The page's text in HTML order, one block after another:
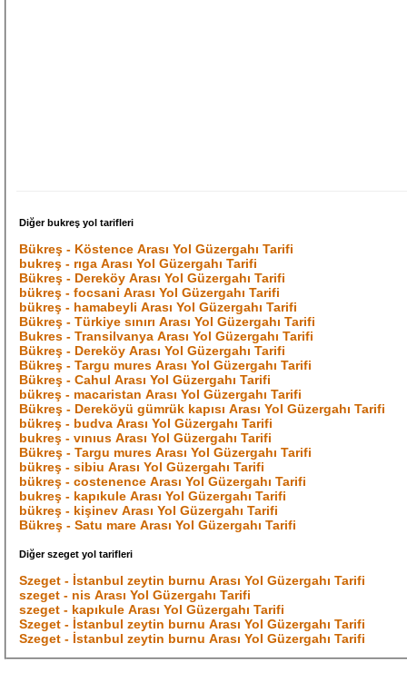
Diğer bukreş yol tarifleri
Bükreş - Köstence Arası Yol Güzergahı Tarifi
bukreş - rıga Arası Yol Güzergahı Tarifi
Bükreş - Dereköy Arası Yol Güzergahı Tarifi
bükreş - focsani Arası Yol Güzergahı Tarifi
bükreş - hamabeyli Arası Yol Güzergahı Tarifi
Bükreş - Türkiye sınırı Arası Yol Güzergahı Tarifi
Bukres - Transilvanya Arası Yol Güzergahı Tarifi
Bükreş - Dereköy Arası Yol Güzergahı Tarifi
Bükreş - Targu mures Arası Yol Güzergahı Tarifi
Bükreş - Cahul Arası Yol Güzergahı Tarifi
bükreş - macaristan Arası Yol Güzergahı Tarifi
Bükreş - Dereköyü gümrük kapısı Arası Yol Güzergahı Tarifi
bükreş - budva Arası Yol Güzergahı Tarifi
bukreş - vınıus Arası Yol Güzergahı Tarifi
Bükreş - Targu mures Arası Yol Güzergahı Tarifi
bükreş - sibiu Arası Yol Güzergahı Tarifi
bükreş - costenence Arası Yol Güzergahı Tarifi
bukreş - kapıkule Arası Yol Güzergahı Tarifi
bükreş - kişinev Arası Yol Güzergahı Tarifi
Bükreş - Satu mare Arası Yol Güzergahı Tarifi
Diğer szeget yol tarifleri
Szeget - İstanbul zeytin burnu Arası Yol Güzergahı Tarifi
szeget - nis Arası Yol Güzergahı Tarifi
szeget - kapıkule Arası Yol Güzergahı Tarifi
Szeget - İstanbul zeytin burnu Arası Yol Güzergahı Tarifi
Szeget - İstanbul zeytin burnu Arası Yol Güzergahı Tarifi